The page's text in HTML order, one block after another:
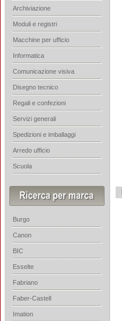
Archiviazione
Moduli e registri
Macchine per ufficio
Informatica
Comunicazione visiva
Disegno tecnico
Regali e confezioni
Servizi generali
Spedizioni e imballaggi
Arredo ufficio
Scuola
Burgo
Canon
BIC
Esselte
Fabriano
Faber-Castell
Imation